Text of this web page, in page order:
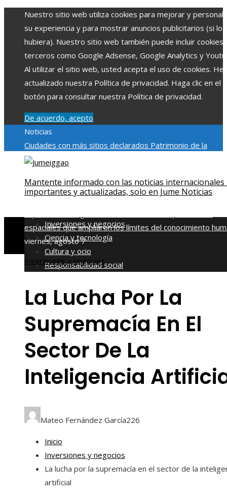
Nuestro sitio web utiliza cookies para mejorar y
su experiencia y para mostrar anuncios publicitarios (si los
hubiera). Nuestro sitio web también puede incluir cookies
terceros como Google Adsense, Google Analytics y
Al utilizar el sitio web, usted acepta el uso de cookies.
actualizado nuestra Política de privacidad. Haga clic en el
botón para consultar nuestra Política de privacidad.
De acuerdo, acepto
Noticias
Ciudades con más sitios declarados Patrimonio de la
Humanidad y su importancia
la inversión productiva y reducir la fragmentación
en Bosnia y Herzegovina
La gran depresión de 1929 y su
espaciales que ampliaron los límites del conocimiento
viernes, agosto 7
Mantente informado con las noticias internacionales
importantes y actualizadas, solo en Jume Noticias
Inversiones y negocios
Ciencia y tecnología
Cultura y ocio
Responsabilidad social
Inversiones y negocios
La Lucha Por La
Supremacía En El
Sector De La
Inteligencia
Mateo Fernández García226
Inicio
Inversiones y negocios
La lucha por la supremacía en el sector de la
artificial